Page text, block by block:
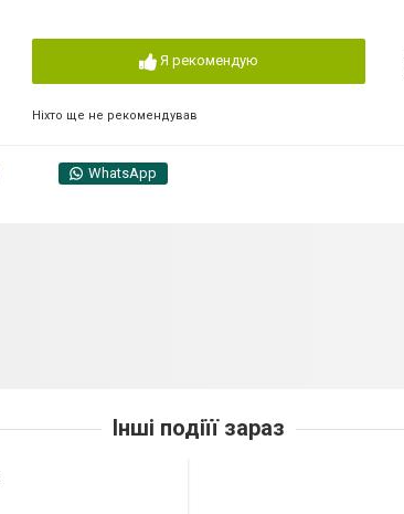
Я рекомендую
Ніхто ще не рекомендував
WhatsApp
Інші подіїї зараз